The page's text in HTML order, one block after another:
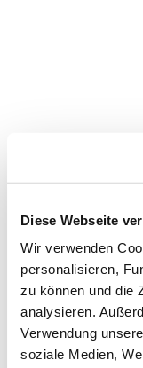
Diese Webseite
Wir verwenden
personalisieren,
zu können und die
analysieren.
Verwendung
soziale Medien,